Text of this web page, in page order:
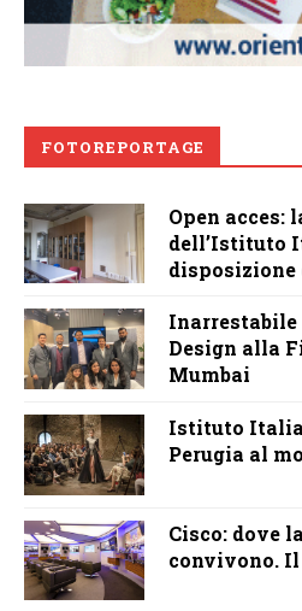
FOTOREPORTAGE
Open acces:
dell’Istituto
Design alla
Mumbai
Istituto
Perugia al
Cisco: dove
convivono.